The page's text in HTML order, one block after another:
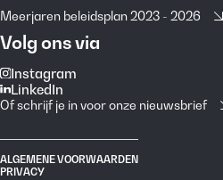
Meerjaren beleidsplan 2023 - 2026
Volg ons via
Instagram
LinkedIn
Of schrijf je in voor onze nieuwsbrief
ALGEMENE VOORWAARDEN
PRIVACY